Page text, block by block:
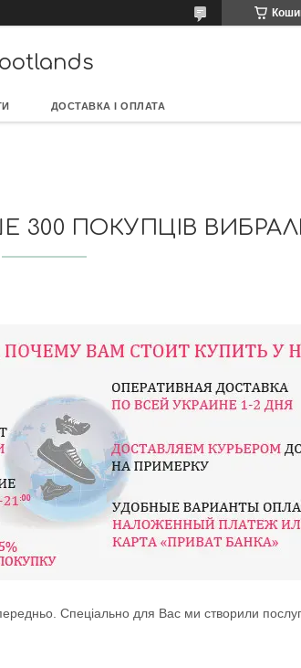
ДОСТАВКА І ОПЛАТА
300 ПОКУПЦІВ
Спеціально для Вас ми створили